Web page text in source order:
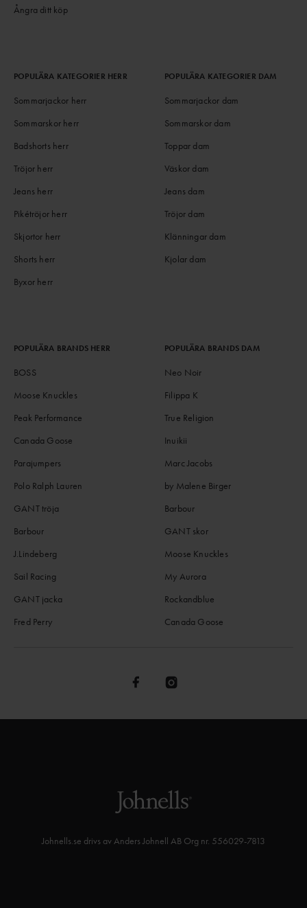
Ångra ditt köp
POPULÄRA KATEGORIER HERR
Sommarjackor herr
Sommarskor herr
Badshorts herr
Tröjor herr
Jeans herr
Pikétröjor herr
Skjortor herr
Shorts herr
Byxor herr
POPULÄRA KATEGORIER DAM
Sommarjackor dam
Sommarskor dam
Toppar dam
Väskor dam
Jeans dam
Tröjor dam
Klänningar dam
Kjolar dam
POPULÄRA BRANDS HERR
BOSS
Moose Knuckles
Peak Performance
Canada Goose
Parajumpers
Polo Ralph Lauren
GANT tröja
Barbour
J.Lindeberg
Sail Racing
GANT jacka
Fred Perry
POPULÄRA BRANDS DAM
Neo Noir
Filippa K
True Religion
Inuikii
Marc Jacobs
by Malene Birger
Barbour
GANT skor
Moose Knuckles
My Aurora
Rockandblue
Canada Goose
Johnells.se drivs av Anders Johnell AB Org nr. 556029-7813